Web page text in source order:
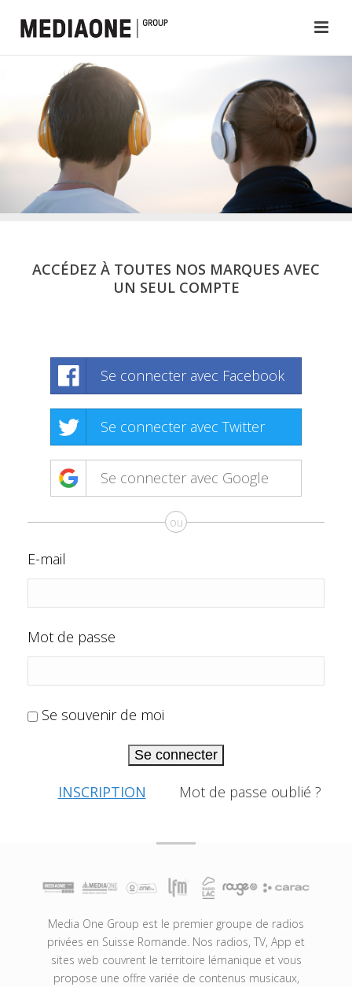
ACCÉDEZ À TOUTES NOS MARQUES AVEC
UN SEUL COMPTE
Se connecter avec Facebook
Se connecter avec Twitter
Se connecter avec Google
ou
E-mail
Mot de passe
Se souvenir de moi
Se connecter
INSCRIPTION Mot de passe oublié ?
Media One Group est le premier groupe de radios
privées en Suisse Romande. Nos radios, TV, App et
sites web couvrent le territoire lémanique et vous
propose une offre variée de contenus musicaux,